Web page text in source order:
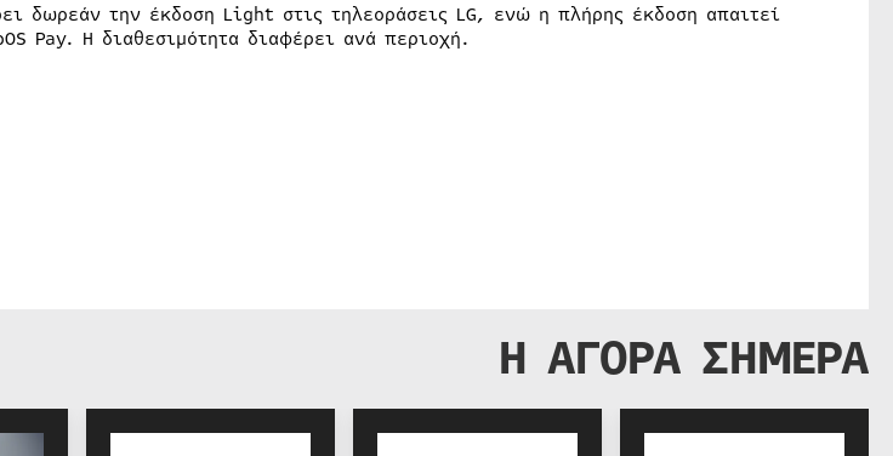
δωρεάν την έκδοση Light στις τηλεοράσεις LG, ενώ η πλήρης έκδοση απαιτεί
Pay. Η διαθεσιμότητα διαφέρει ανά περιοχή.
Η ΑΓΟΡΑ ΣΗΜΕΡΑ